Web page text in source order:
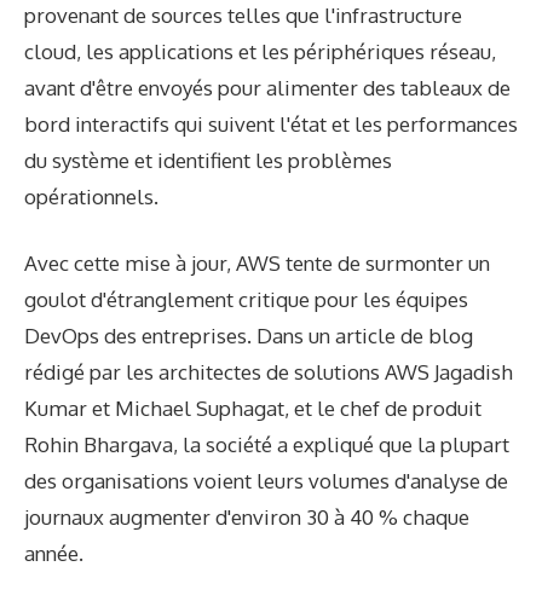
provenant de sources telles que l'infrastructure
cloud, les applications et les périphériques réseau,
avant d'être envoyés pour alimenter des tableaux de
bord interactifs qui suivent l'état et les performances
du système et identifient les problèmes
opérationnels.
Avec cette mise à jour, AWS tente de surmonter un
goulot d'étranglement critique pour les équipes
DevOps des entreprises. Dans un article de blog
rédigé par les architectes de solutions AWS Jagadish
Kumar et Michael Suphagat, et le chef de produit
Rohin Bhargava, la société a expliqué que la plupart
des organisations voient leurs volumes d'analyse de
journaux augmenter d'environ 30 à 40 % chaque
année.